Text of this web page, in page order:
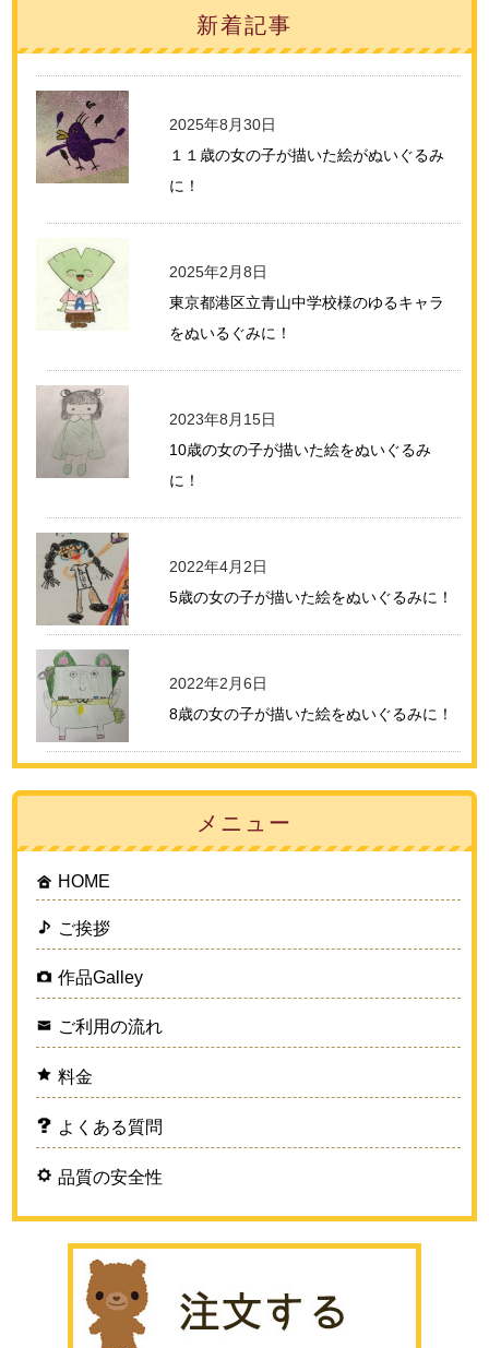
新着記事
2025年8月30日
１１歳の女の子が描いた絵がぬいぐるみ
に！
2025年2月8日
東京都港区立青山中学校様のゆるキャラ
をぬいるぐみに！
2023年8月15日
10歳の女の子が描いた絵をぬいぐるみ
に！
2022年4月2日
5歳の女の子が描いた絵をぬいぐるみに！
2022年2月6日
8歳の女の子が描いた絵をぬいぐるみに！
メニュー
HOME
ご挨拶
作品Galley
ご利用の流れ
料金
よくある質問
品質の安全性